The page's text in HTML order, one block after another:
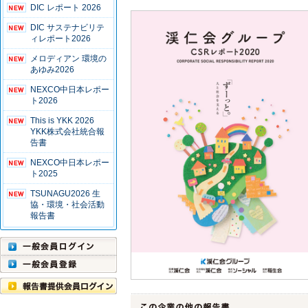
DIC レポート 2026
DIC サステナビリテ
ィレポート2026
メロディアン 環境の
あゆみ2026
NEXCO中日本レポー
ト2026
This is YKK 2026
YKK株式会社統合報
告書
NEXCO中日本レポー
ト2025
TSUNAGU2026 生
協・環境・社会活動
報告書